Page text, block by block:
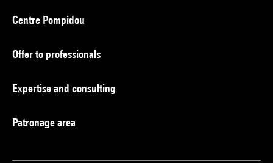
Centre Pompidou
Offer to professionals
Expertise and consulting
Patronage area